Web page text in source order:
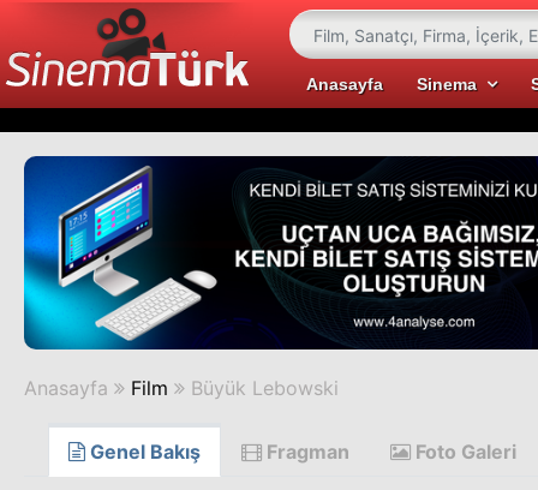
Anasayfa Sinema
Anasayfa Film Büyük Lebowski
Genel Bakış Fragman Foto Galeri